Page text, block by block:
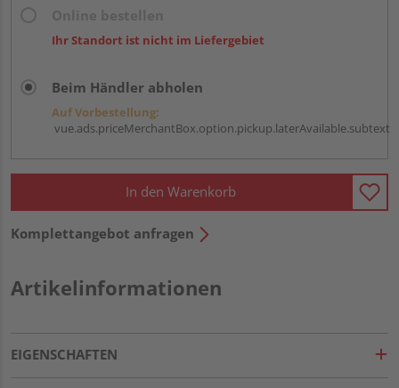
Ihr Standort ist nicht im Liefergebiet
Beim Händler abholen
Auf Vorbestellung:
vue.ads.priceMerchantBox.option.pickup.laterAvailable.subtext
In den Warenkorb
Komplettangebot anfragen
Artikelinformationen
EIGENSCHAFTEN